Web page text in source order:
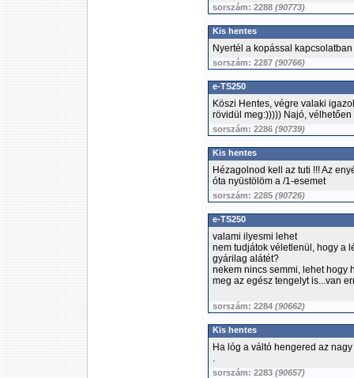
sorszám: 2288 (90773)
Kis hentes
Nyertél a kopással kapcsolatban
sorszám: 2287 (90766)
e-TS250
Köszi Hentes, végre valaki
rövidül meg:))))) Najó,
sorszám: 2286 (90739)
Kis hentes
Hézagolnod kell az tuti !!! Az
óta nyüstölöm a /1-esemet
sorszám: 2285 (90726)
e-TS250
valami ilyesmi lehet
nem tudjátok véletlenül, hogy a
gyárilag alátét?
nekem nincs semmi, lehet hogy
meg az egész tengelyt is...van
sorszám: 2284 (90662)
Kis hentes
Ha lóg a váltó hengered az
.
sorszám: 2283 (90657)